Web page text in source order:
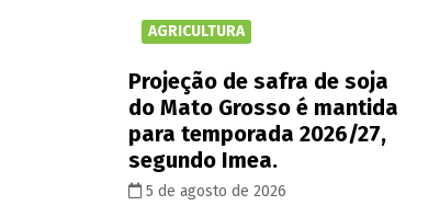
AGRICULTURA
Projeção de safra de soja
do Mato Grosso é mantida
para temporada 2026/27,
segundo Imea.
5 de agosto de 2026